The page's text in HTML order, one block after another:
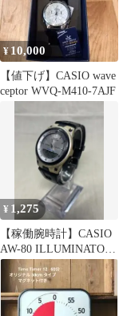
¥ 10,000
【値下げ】CASIO wave
ceptor WVQ-M410-7AJF
¥ 1,275
【稼働腕時計】CASIO
AW-80 ILLUMINATOR
TELEMEMO